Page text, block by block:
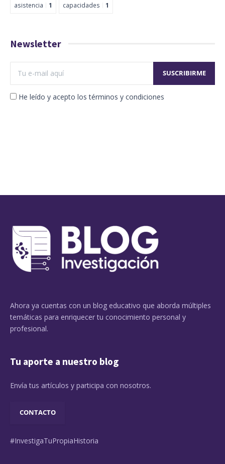
asistencia 1 capacidades 1
Newsletter
He leído y acepto los términos y condiciones
Ahora ya cuentas con un blog educativo que aborda múltiples
temáticas para enriquecer tu conocimiento personal y
profesional.
Tu aporte a nuestro blog
Envía tus artículos y participa con nosotros.
CONTACTO
#InvestigaTuPropiaHistoria